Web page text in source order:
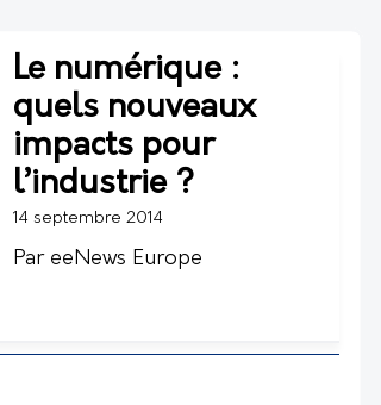
Le numérique :
quels nouveaux
impacts pour
l’industrie ?
14 septembre 2014
Par eeNews Europe